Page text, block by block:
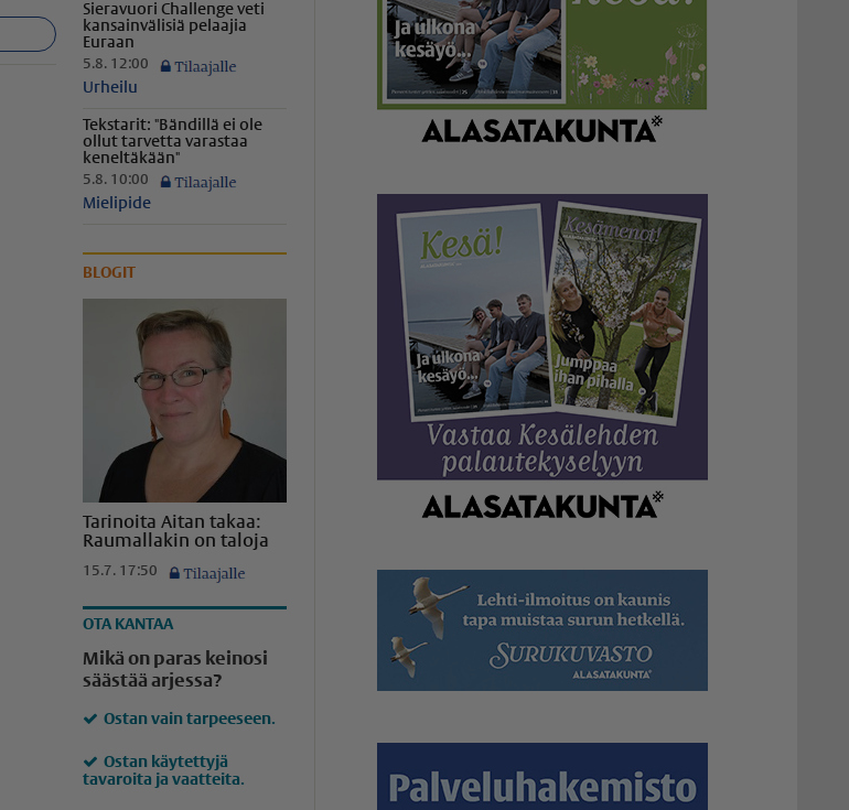
Sieravuori Challenge veti
kansainvälisiä pelaajia
Euraan
5.8. 12:00
Urheilu
Tekstarit: "Bändillä ei ole
ollut tarvetta varastaa
keneltäkään"
5.8. 10:00
Mielipide
BLOGIT
Tarinoita Aitan takaa:
Raumallakin on taloja
15.7. 17:50
OTA KANTAA
Mikä on paras keinosi
säästää arjessa?
Ostan vain tarpeeseen.
Ostan käytettyjä
tavaroita ja vaatteita.